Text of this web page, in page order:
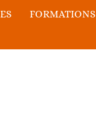
FORMATIONS